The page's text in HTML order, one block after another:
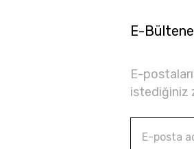
E-Bültene
E-
istediğiniz